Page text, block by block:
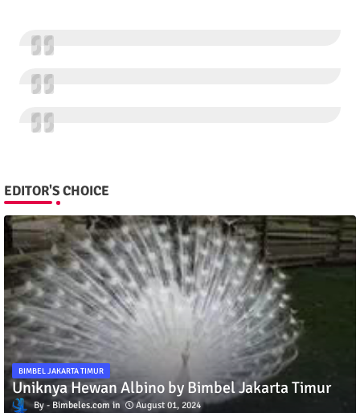
EDITOR'S CHOICE
BIMBEL JAKARTA TIMUR
Uniknya Hewan Albino by Bimbel Jakarta Timur
Bimbeles.com August 01, 2024